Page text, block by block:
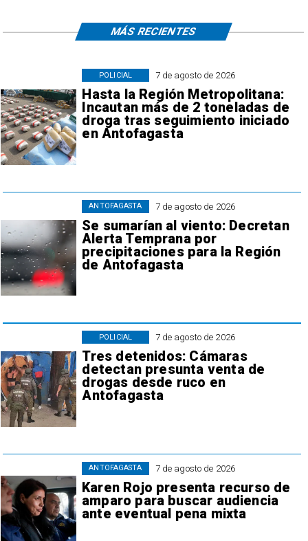
7 de agosto de 2026
Hasta la Región Metropolitana:
Incautan más de 2 toneladas de
droga tras seguimiento iniciado
en Antofagasta
POLICIAL
7 de agosto de 2026
Se sumarían al viento: Decretan
Alerta Temprana por
precipitaciones para la Región
de Antofagasta
ANTOFAGASTA
7 de agosto de 2026
Tres detenidos: Cámaras
detectan presunta venta de
drogas desde ruco en
Antofagasta
POLICIAL
7 de agosto de 2026
Karen Rojo presenta recurso de
amparo para buscar audiencia
ante eventual pena mixta
ANTOFAGASTA
MÁS RECIENTES